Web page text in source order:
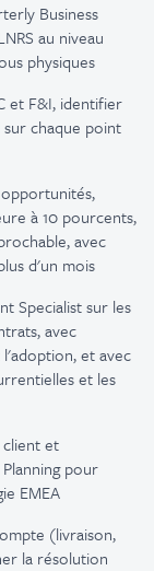
Business
au niveau
physiques
et F&I, identifier
surchaque point
opportunités,
à 10 pourcents,
, avec
d'un mois
Specialist sur les
, avec
l'adoption, et avec
et les
client et
pour
EMEA
(livraison,
la résolution